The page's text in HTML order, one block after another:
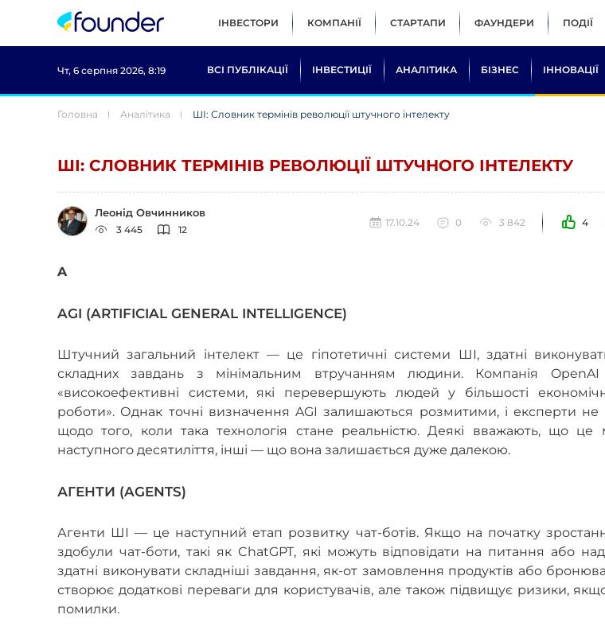
ІНВЕСТОРИ КОМПАНІЇ СТАРТАПИ ФАУНДЕРИ ПОДІЇ
Чт, 6 серпня 2026, 8:19 ВСІ ПУБЛІКАЦІЇ ІНВЕСТИЦІЇ АНАЛІТИКА БІЗНЕС ІННОВАЦІЇ
Головна Аналітика ШІ: Словник термінів революції штучного інтелекту
ШІ: СЛОВНИК ТЕРМІНІВ РЕВОЛЮЦІЇ ШТУЧНОГО ІНТЕЛЕКТУ
Леонід Овчинников
3 445 12
17.10.24 0 3 842 4
A
AGI (ARTIFICIAL GENERAL INTELLIGENCE)
Штучний загальний інтелект — це гіпотетичні системи ШІ, здатні
складних завдань з мінімальним втручанням людини. Компанія
«високоефективні системи, які перевершують людей у більшості
роботи». Однак точні визначення AGI залишаються розмитими, і експерти не
щодо того, коли така технологія стане реальністю. Деякі вважають, що
наступного десятиліття, інші — що вона залишається дуже далекою.
АГЕНТИ (AGENTS)
Агенти ШІ — це наступний етап розвитку чат-ботів. Якщо на початку
здобули чат-боти, такі як ChatGPT, які можуть відповідати на питання або
здатні виконувати складніші завдання, як-от замовлення продуктів або
створює додаткові переваги для користувачів, але також підвищує ризики,
помилки.